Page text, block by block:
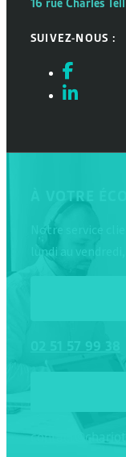
16 rue Charles
SUIVEZ-NOUS :
À VOTRE
Notre service
lundi au
99 38